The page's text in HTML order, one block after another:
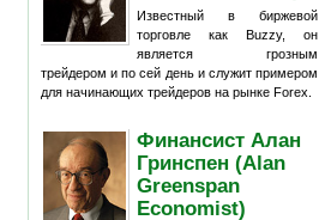
Известный в биржевой
торговле как Buzzy, он
является грозным
трейдером и по сей день и служит примером
для начинающих трейдеров на рынке Forex.
Финансист Алан
Гринспен (Alan
Greenspan
Economist)